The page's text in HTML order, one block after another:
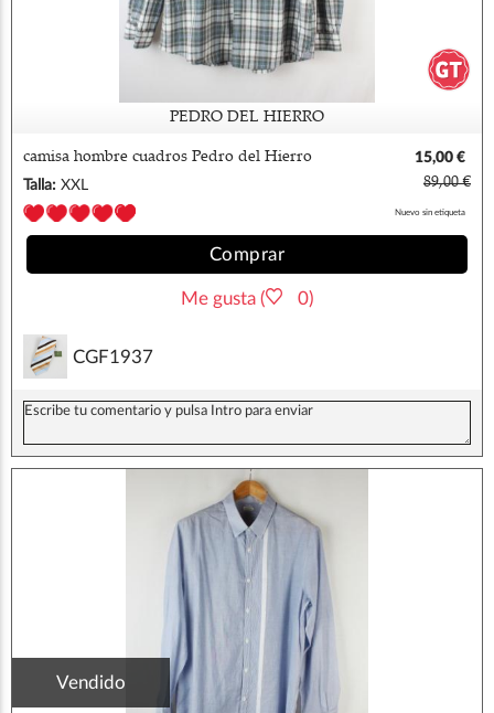
PEDRO DEL HIERRO
camisa hombre cuadros Pedro del Hierro
15,00 €
Talla: XXL 89,00 €
Nuevo sin etiqueta
Comprar
Me gusta ( 0)
CGF1937
Vendido